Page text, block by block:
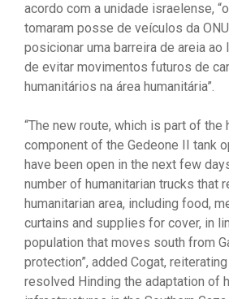
acordo com a unidade israelense,
tomaram posse de veículos da
posicionar uma barreira de areia ao
de evitar movimentos futuros de
humanitários na área humanitária”.
“The new route, which is part of the
component of the Gedeone II tank
have been open in the next few
number of humanitarian trucks that
humanitarian area, including food,
curtains and supplies for cover, in
population that moves south from
protection”, added Cogat,
resolved Hinding the adaptation of